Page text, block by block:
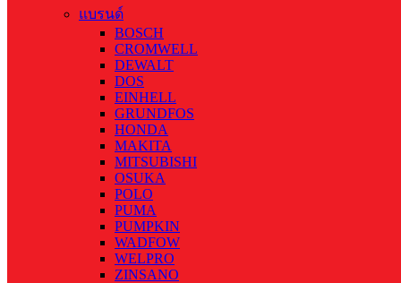
แบรนด์
BOSCH
CROMWELL
DEWALT
DOS
EINHELL
GRUNDFOS
HONDA
MAKITA
MITSUBISHI
OSUKA
POLO
PUMA
PUMPKIN
WADFOW
WELPRO
ZINSANO